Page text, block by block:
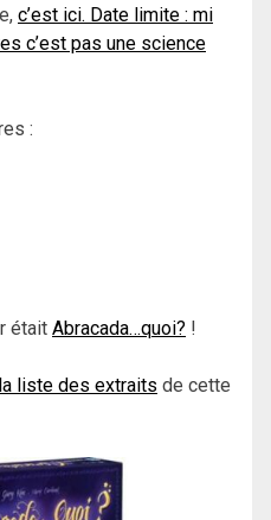
c’est ici. Date limite : mi
c’est pas une science
:
était Abracada…quoi? !
la liste des extraits de cette